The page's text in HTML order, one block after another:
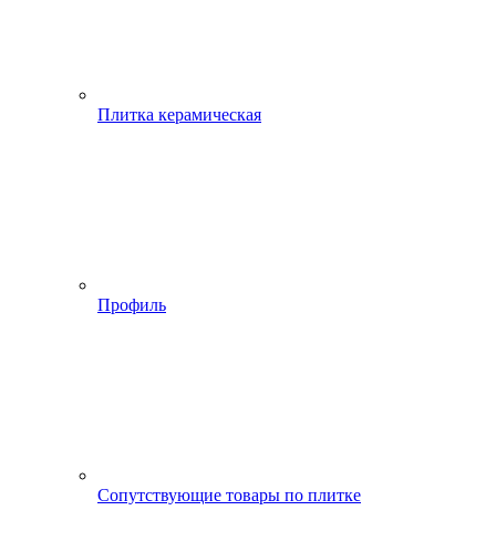
Плитка керамическая
Профиль
Сопутствующие товары по плитке